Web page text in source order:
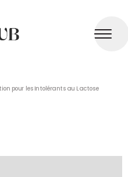
pour les Intolérants au Lactose